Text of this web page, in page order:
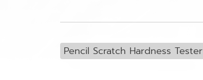
Pencil Scratch Hardness Tester